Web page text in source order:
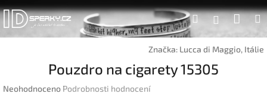
Přejít
na
obsah
Hledat
Značka: Lucca di Maggio, Itálie
Pouzdro na cigarety 15305
Průměrné
Neohodnoceno Podrobnosti hodnocení